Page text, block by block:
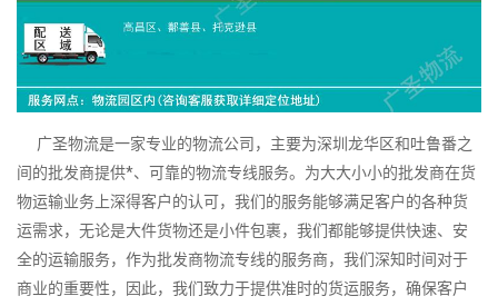
广圣物流是一家专业的物流公司，主要为深圳龙华区和吐鲁番之
间的批发商提供*、可靠的物流专线服务。为大大小小的批发商在货
物运输业务上深得客户的认可，我们的服务能够满足客户的各种货
运需求，无论是大件货物还是小件包裹，我们都能够提供快速、安
全的运输服务，作为批发商物流专线的服务商，我们深知时间对于
商业的重要性，因此，我们致力于提供准时的货运服务，确保客户